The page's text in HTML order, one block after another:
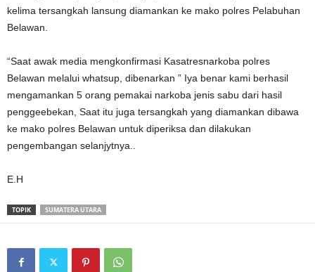
kelima tersangkah lansung diamankan ke mako polres Pelabuhan
Belawan.
“Saat awak media mengkonfirmasi Kasatresnarkoba polres
Belawan melalui whatsup, dibenarkan ” Iya benar kami berhasil
mengamankan 5 orang pemakai narkoba jenis sabu dari hasil
penggeebekan, Saat itu juga tersangkah yang diamankan dibawa
ke mako polres Belawan untuk diperiksa dan dilakukan
pengembangan selanjytnya..
E.H
TOPIK SUMATERA UTARA